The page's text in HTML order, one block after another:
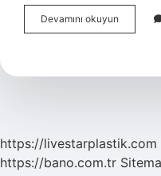
Devamını okuyun
Amacı
https://livestarplastik.com
https://bano.com.tr